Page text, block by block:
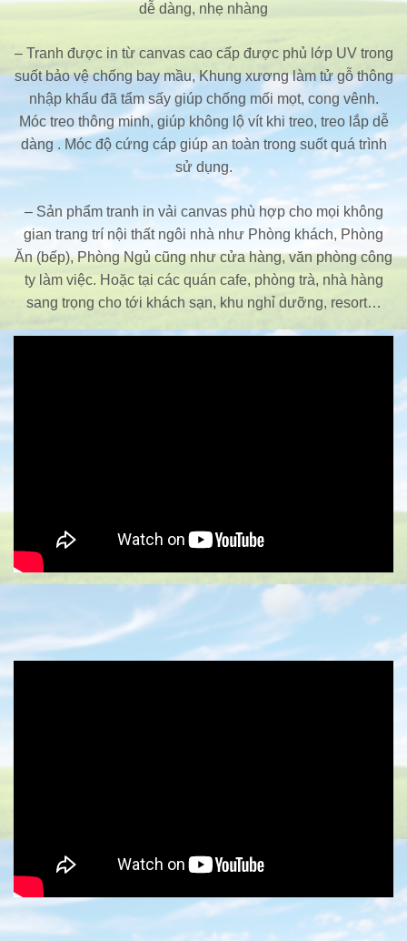
dễ dàng, nhẹ nhàng
– Tranh được in từ canvas cao cấp được phủ lớp UV trong
suốt bảo vệ chống bay mầu, Khung xương làm tử gỗ thông
nhập khẩu đã tẩm sấy giúp chống mối mọt, cong vênh.
Móc treo thông minh, giúp không lộ vít khi treo, treo lắp dễ
dàng . Móc độ cứng cáp giúp an toàn trong suốt quá trình
sử dụng.
– Sản phẩm tranh in vải canvas phù hợp cho mọi không
gian trang trí nội thất ngôi nhà như Phòng khách, Phòng
Ăn (bếp), Phòng Ngủ cũng như cửa hàng, văn phòng công
ty làm việc. Hoặc tại các quán cafe, phòng trà, nhà hàng
sang trọng cho tới khách sạn, khu nghỉ dưỡng, resort…